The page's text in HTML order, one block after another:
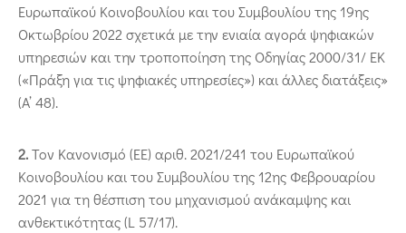
Ευρωπαϊκού Κοινοβουλίου και του Συμβουλίου της 19ης
Οκτωβρίου 2022 σχετικά με την ενιαία αγορά ψηφιακών
υπηρεσιών και την τροποποίηση της Οδηγίας 2000/31/ ΕΚ
(«Πράξη για τις ψηφιακές υπηρεσίες») και άλλες διατάξεις»
(A’ 48).
2.Τον Κανονισμό (ΕΕ) αριθ. 2021/241 του Ευρωπαϊκού
Κοινοβουλίου και του Συμβουλίου της 12ης Φεβρουαρίου
2021 για τη θέσπιση του μηχανισμού ανάκαμψης και
ανθεκτικότητας (L 57/17).